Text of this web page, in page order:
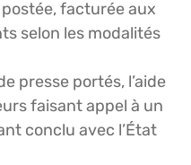
facturée aux
selon les modalités
presse portés, l’aide
faisant appel à un
conclu avec l’État